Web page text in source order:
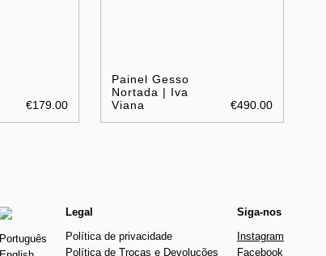
€179.00
Painel Gesso
Nortada | Iva
Viana
€490.00
Português
Legal
Política de privacidade
Política de Trocas e Devoluções
Siga-nos
Instagram
Facebook